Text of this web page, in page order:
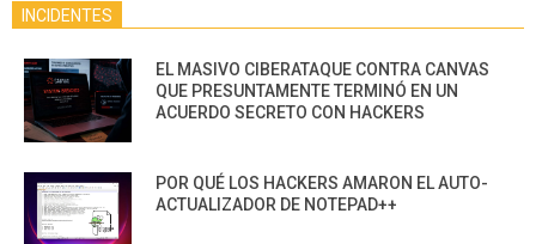
INCIDENTES
EL MASIVO CIBERATAQUE CONTRA CANVAS
QUE PRESUNTAMENTE TERMINÓ EN UN
ACUERDO SECRETO CON HACKERS
POR QUÉ LOS HACKERS AMARON EL AUTO-
ACTUALIZADOR DE NOTEPAD++